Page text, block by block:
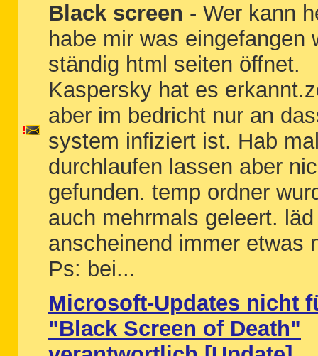
Black screen - Wer kann
habe mir was eingefangen
ständig html seiten öffnet.
Kaspersky hat es
aber im bedricht nur an
system infiziert ist. Hab
durchlaufen lassen aber
gefunden. temp ordner
auch mehrmals geleert. läd
anscheinend immer etwas
Ps: bei...
Microsoft-Updates nicht
"Black Screen of Death"